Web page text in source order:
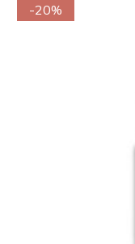
-20%